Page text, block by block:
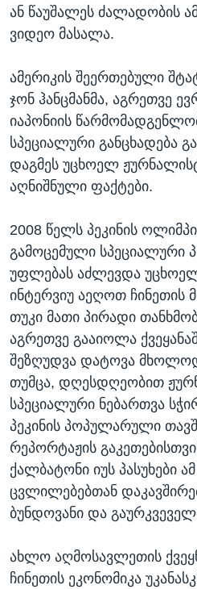
ან წაუშალეს ძალადობის
ვიდეო მასალა.
ამერიკის შეერთებული
ჯონ ჰანცმანმა, აგრეთვე
იაპონიის
სპეციალური განცხადება
დაგმეს უცხოელ
აღნიშნული ფაქტები.
2008 წელს პეკინის
გამოცემული სპეციალური
უფლებას აძლევდა
ინტერვიუ აეღოთ ჩინეთის
თუკი მათი პირადი
აგრეთვე გააიოლა
შეზღუდვა დატოვა
თუმცა, დღესდღეობით
სპეციალური ნებართვა
პეკინის პოპულარული
რეპორტაჟის
ქალბატონი იუს პასუხები
ცვლილებებთან
ბუნდოვანი და
ახლო აღმოსავლეთის
ჩინეთის ეკონომიკა